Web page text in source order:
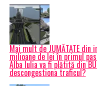
Mai mult de JUMĂTATE din
milioane de lei în primul
Alba Iulia va fi plătită din
descongestiona traficul?